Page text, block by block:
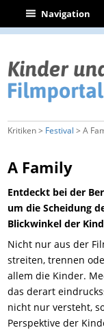
| Navigation
Kritiken > Festival > A
A Family
Entdeckt bei der
um die Scheidung
Blickwinkel der
Nicht nur aus der
streiten, trennen
allem die Kinder.
das derart
nicht nur versteht,
Perspektive der